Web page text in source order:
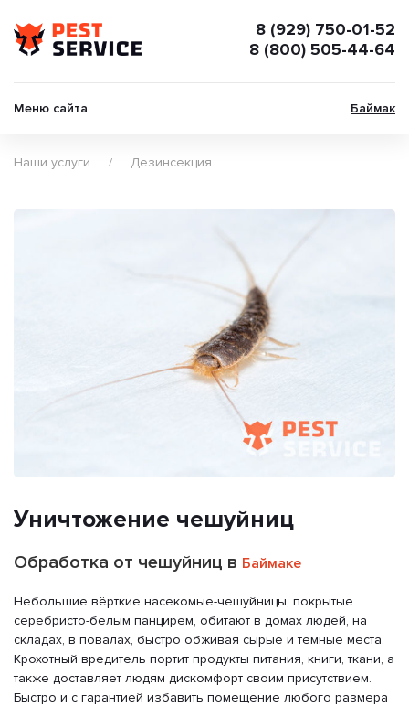
8 (929) 750-01-52
8 (800) 505-44-64
Меню сайта Баймак
Наши услуги Дезинсекция
Уничтожение чешуйниц
Обработка от чешуйниц в Баймаке
Небольшие вёрткие насекомые-чешуйницы, покрытые
серебристо-белым панцирем, обитают в домах людей, на
складах, в повалах, быстро обживая сырые и темные места.
Крохотный вредитель портит продукты питания, книги, ткани, а
также доставляет людям дискомфорт своим присутствием.
Быстро и с гарантией избавить помещение любого размера